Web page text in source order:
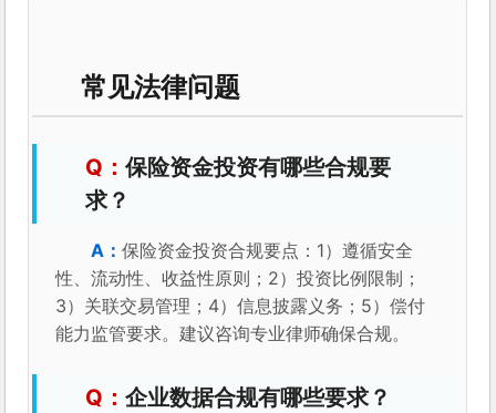
常见法律问题
保险资金投资有哪些合规要
求？
保险资金投资合规要点：1）遵循安全
性、流动性、收益性原则；2）投资比例限制；
3）关联交易管理；4）信息披露义务；5）偿付
能力监管要求。建议咨询专业律师确保合规。
企业数据合规有哪些要求？